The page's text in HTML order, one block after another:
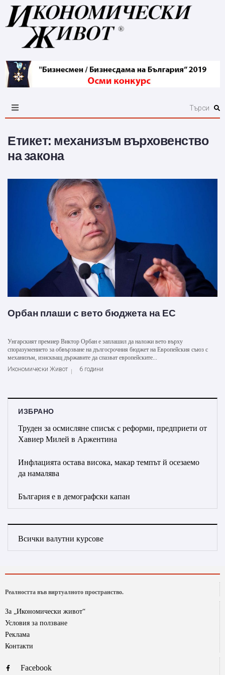
Етикет: механизъм върховенство
на закона
Орбан плаши с вето бюджета на ЕС
Унгарският премиер Виктор Орбан е заплашил да наложи вето върху
споразумението за обвързване на дългосрочния бюджет на Европейския съюз с
механизъм, изискващ държавите да спазват европейските...
Икономически Живот
6 години
ИЗБРАНО
Труден за осмисляне списък с реформи, предприети от
Хавиер Милей в Аржентина
Инфлацията остава висока, макар темпът й осезаемо
да намалява
България е в демографски капан
Всички валутни курсове
Реалността във виртуалното пространство.
За „Икономически живот“
Условия за ползване
Реклама
Контакти
Facebook